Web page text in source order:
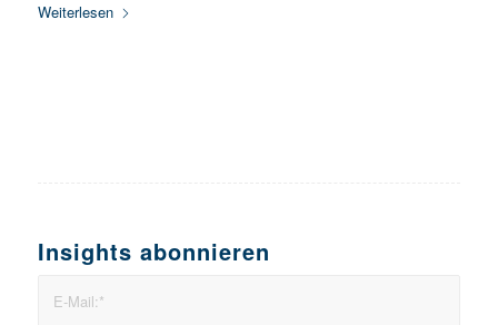
Weiterlesen
Insights abonnieren